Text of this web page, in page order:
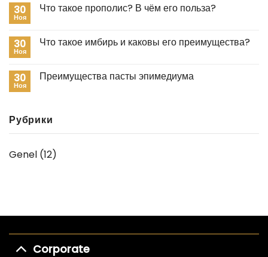
30
Ноя
Что такое прополис? В чём его польза?
30
Ноя
Что такое имбирь и каковы его преимущества?
30
Ноя
Преимущества пасты эпимедиума
Рубрики
Genel (12)
Corporate